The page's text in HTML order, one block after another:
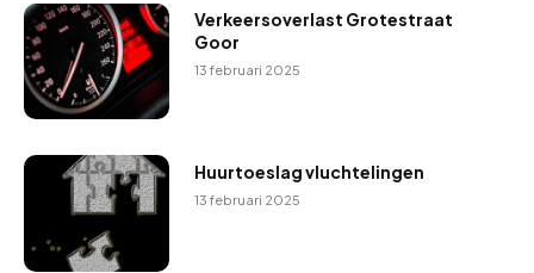
Verkeersoverlast Grotestraat
Goor
13 februari 2025
Huurtoeslag vluchtelingen
13 februari 2025